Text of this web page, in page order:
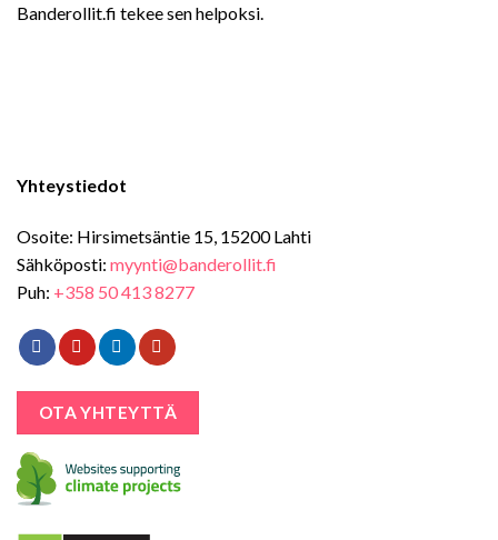
Banderollit.fi tekee sen helpoksi.
Yhteystiedot
Osoite: Hirsimetsäntie 15, 15200 Lahti
Sähköposti: myynti@banderollit.fi
Puh: +358 50 413 8277
OTA YHTEYTTÄ